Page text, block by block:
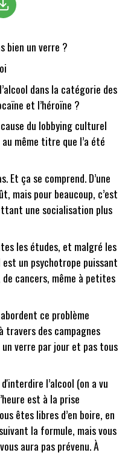
bien un verre ?
dans la catégorie des
et l’héroïne ?
du lobbying culturel
même titre que l’a été
Et ça se comprend. D’une
mais pour beaucoup, c’est
une socialisation plus
les études, et malgré les
un psychotrope puissant
cancers, même à petites
ce problème
travers des campagnes
verre par jour et pas tous
l’alcool (on a vu
est à la prise
êtes libres d’en boire, en
la formule, mais vous
aura pas prévenu. À